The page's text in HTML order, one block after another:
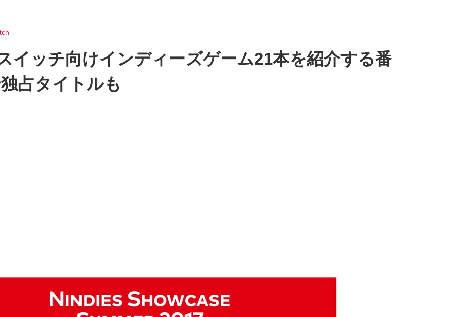
イッチ向けインディーズゲーム21本を紹介する番
占タイトルも